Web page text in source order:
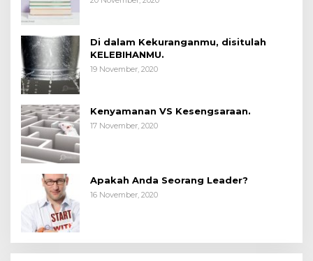
Di dalam Kekuranganmu, disitulah
KELEBIHANMU.
19 November, 2020
Kenyamanan VS Kesengsaraan.
17 November, 2020
Apakah Anda Seorang Leader?
16 November, 2020